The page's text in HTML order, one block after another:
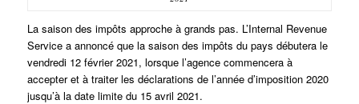
La saison des impôts approche à grands pas. L’Internal Revenue
Service a annoncé que la saison des impôts du pays débutera le
vendredi 12 février 2021, lorsque l’agence commencera à
accepter et à traiter les déclarations de l’année d’imposition 2020
jusqu’à la date limite du 15 avril 2021.